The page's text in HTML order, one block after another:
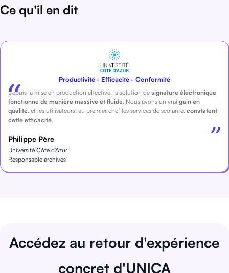
Ce qu'il en dit
Productivité - Efficacité - Conformité
Depuis la mise en production effective, la solution de signature électronique
fonctionne de manière massive et fluide. Nous avons un vrai gain en
qualité, et les utilisateurs, au premier chef les services de scolarité, constatent
cette efficacité.
Philippe Père
Université Côte d'Azur
Responsable archives
Accédez au retour d'expérience
concret d'UNICA